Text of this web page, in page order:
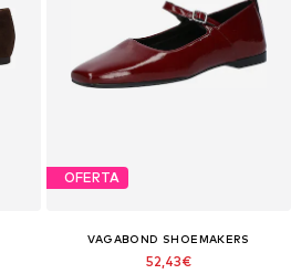
OFERTA
VAGABOND SHOEMAKERS
52,43€